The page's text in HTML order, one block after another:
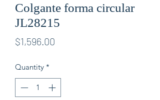
Colgante forma circular
JL28215
$1,596.00
Quantity *